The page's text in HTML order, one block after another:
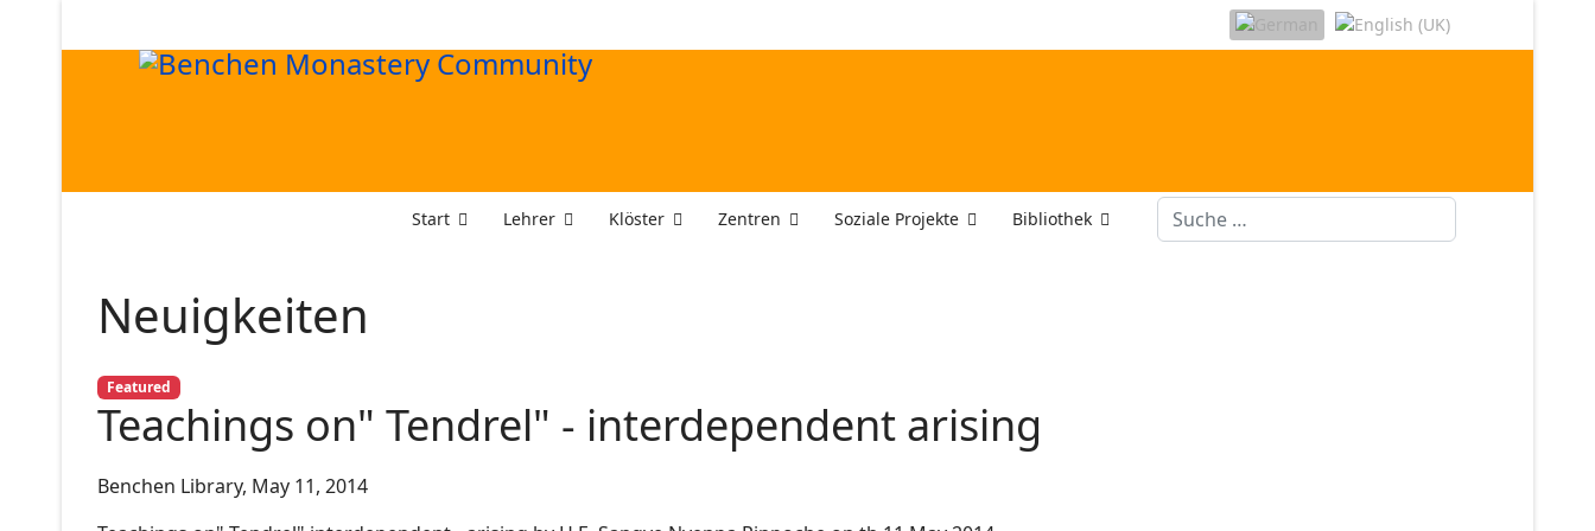
Start Lehrer Klöster Zentren Soziale Projekte Bibliothek Suchen
Neuigkeiten
Featured
Teachings on" Tendrel" - interdependent arising
Benchen Library, May 11, 2014